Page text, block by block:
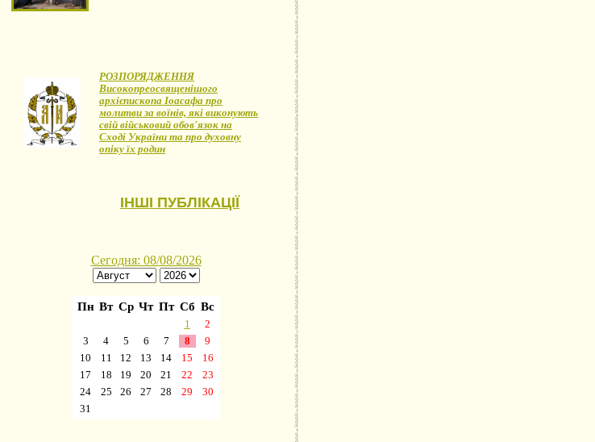
РОЗПОРЯДЖЕННЯ
Високопреосвященішого
архієпископа Іоасафа про
молитви за воїнів, які виконують
свій військовий обов'язок на
Сході України та про духовну
опіку їх родин
ІНШІ ПУБЛІКАЦІЇ